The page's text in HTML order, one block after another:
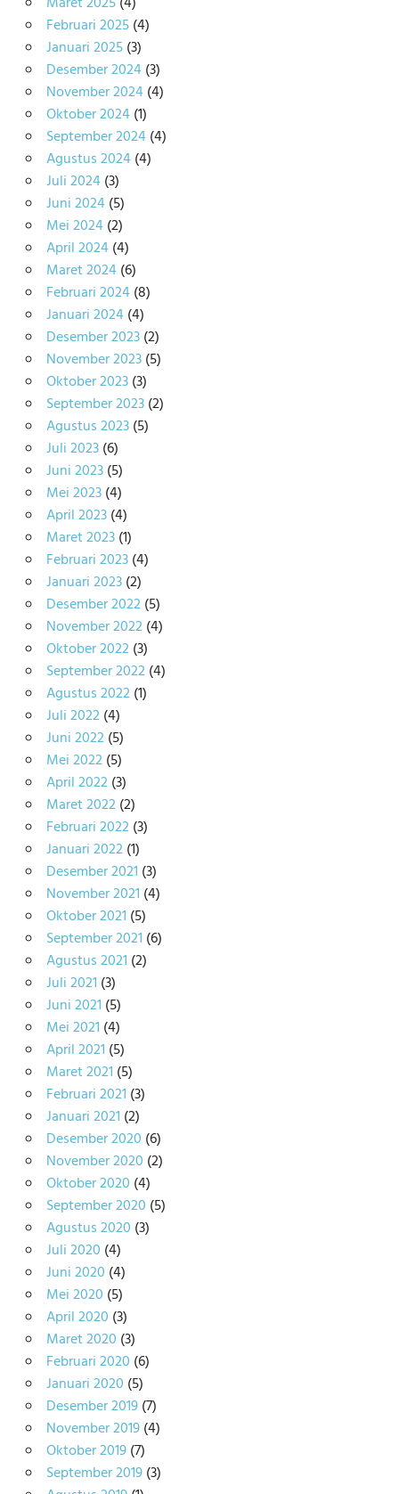
Februari 2025(4)
Januari 2025(3)
Desember 2024(3)
November 2024(4)
Oktober 2024(1)
September 2024(4)
Agustus 2024(4)
Juli 2024(3)
Juni 2024(5)
Mei 2024(2)
April 2024(4)
Maret 2024(6)
Februari 2024(8)
Januari 2024(4)
Desember 2023(2)
November 2023(5)
Oktober 2023(3)
September 2023(2)
Agustus 2023(5)
Juli 2023(6)
Juni 2023(5)
Mei 2023(4)
April 2023(4)
Maret 2023(1)
Februari 2023(4)
Januari 2023(2)
Desember 2022(5)
November 2022(4)
Oktober 2022(3)
September 2022(4)
Agustus 2022(1)
Juli 2022(4)
Juni 2022(5)
Mei 2022(5)
April 2022(3)
Maret 2022(2)
Februari 2022(3)
Januari 2022(1)
Desember 2021 (3)
November 2021 (4)
Oktober 2021 (5)
September 2021 (6)
Agustus 2021 (2)
Juli 2021 (3)
Juni 2021 (5)
Mei 2021 (4)
April 2021 (5)
Maret 2021 (5)
Februari 2021 (3)
Januari 2021 (2)
Desember 2020 (6)
November 2020 (2)
Oktober 2020 (4)
September 2020 (5)
Agustus 2020 (3)
Juli 2020 (4)
Juni 2020 (4)
Mei 2020 (5)
April 2020 (3)
Maret 2020 (3)
Februari 2020 (6)
Januari 2020 (5)
Desember 2019(7)
November 2019(4)
Oktober 2019(7)
September 2019(3)